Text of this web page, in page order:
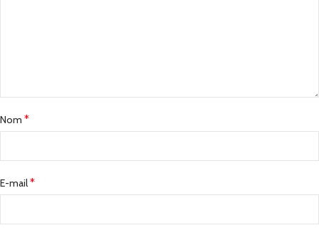
Nom *
E-mail*